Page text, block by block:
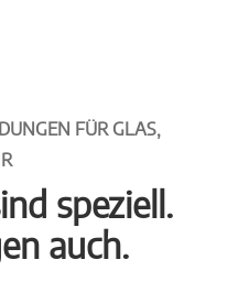
FÜR GLAS,
speziell.
auch.